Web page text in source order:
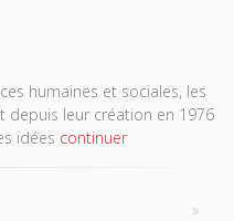
humaines et sociales, les
depuis leur création en 1976
idées continuer